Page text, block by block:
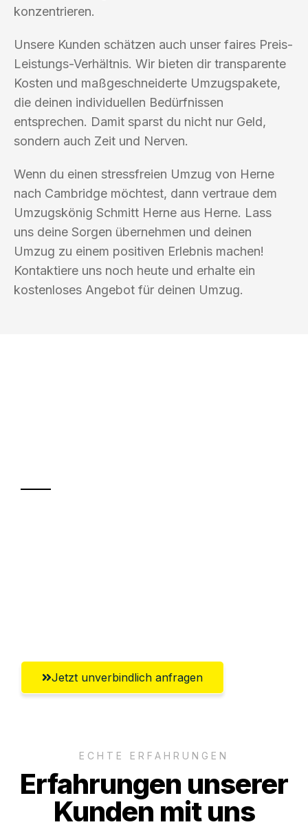
konzentrieren.
Unsere Kunden schätzen auch unser faires Preis-
Leistungs-Verhältnis. Wir bieten dir transparente
Kosten und maßgeschneiderte Umzugspakete,
die deinen individuellen Bedürfnissen
entsprechen. Damit sparst du nicht nur Geld,
sondern auch Zeit und Nerven.
Wenn du einen stressfreien Umzug von Herne
nach Cambridge möchtest, dann vertraue dem
Umzugskönig Schmitt Herne aus Herne. Lass
uns deine Sorgen übernehmen und deinen
Umzug zu einem positiven Erlebnis machen!
Kontaktiere uns noch heute und erhalte ein
kostenloses Angebot für deinen Umzug.
Jetzt unverbindlich anfragen
ECHTE ERFAHRUNGEN
Erfahrungen unserer
Kunden mit uns